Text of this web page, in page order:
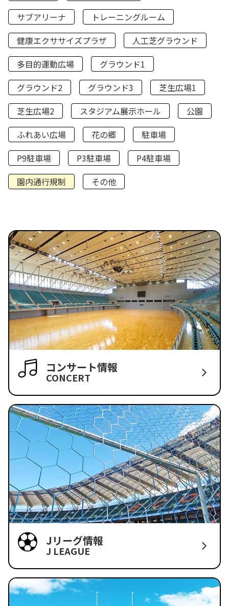
サブアリーナ
トレーニングルーム
健康エクササイズプラザ
人工芝グラウンド
多目的運動広場
グラウンド1
グラウンド2
グラウンド3
芝生広場1
芝生広場2
スタジアム展示ホール
公園
ふれあい広場
花の郷
駐車場
P9駐車場
P3駐車場
P4駐車場
園内通行規制
その他
コンサート情報
CONCERT
Jリーグ情報
J LEAGUE